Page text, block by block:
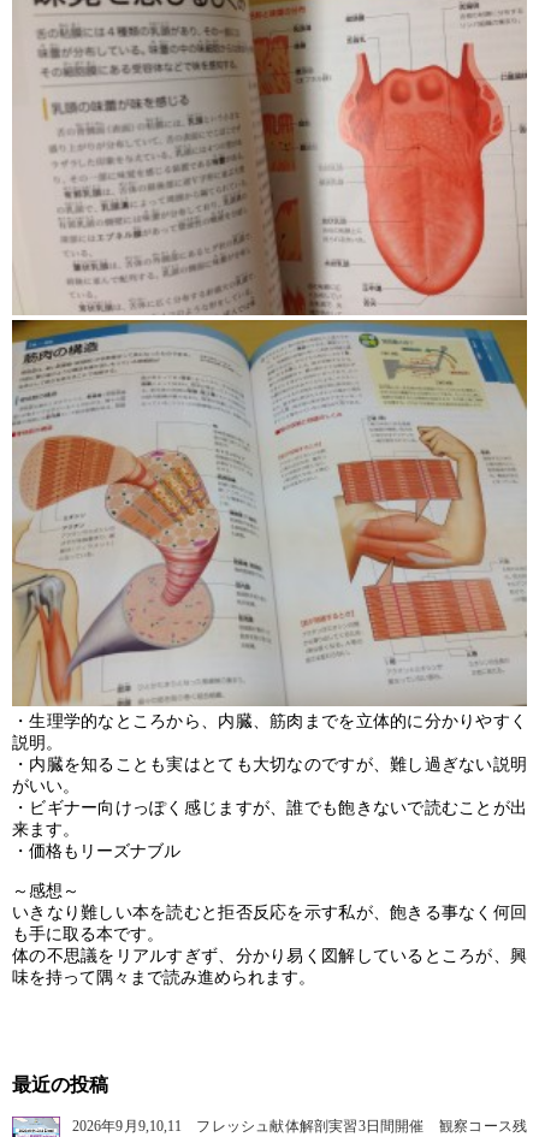
・生理学的なところから、内臓、筋肉までを立体的に分かりやすく
説明。
・内臓を知ることも実はとても大切なのですが、難し過ぎない説明
がいい。
・ビギナー向けっぽく感じますが、誰でも飽きないで読むことが出
来ます。
・価格もリーズナブル
～感想～
いきなり難しい本を読むと拒否反応を示す私が、飽きる事なく何回
も手に取る本です。
体の不思議をリアルすぎず、分かり易く図解しているところが、興
味を持って隅々まで読み進められます。
最近の投稿
2026年9月9,10,11 フレッシュ献体解剖実習3日間開催 観察コース残